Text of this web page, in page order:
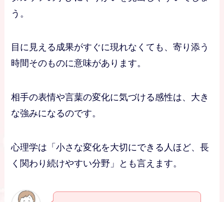
う。
目に見える成果がすぐに現れなくても、寄り添う
時間そのものに意味があります。
相手の表情や言葉の変化に気づける感性は、大き
な強みになるのです。
心理学は「小さな変化を大切にできる人ほど、長
く関わり続けやすい分野」とも言えます。